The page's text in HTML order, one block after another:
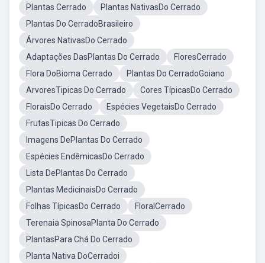
Plantas Cerrado
Plantas NativasDo Cerrado
Plantas Do CerradoBrasileiro
Árvores NativasDo Cerrado
Adaptações DasPlantas Do Cerrado
FloresCerrado
Flora DoBioma Cerrado
Plantas Do CerradoGoiano
ArvoresTipicas Do Cerrado
Cores TípicasDo Cerrado
FloraisDo Cerrado
Espécies VegetaisDo Cerrado
FrutasTipicas Do Cerrado
Imagens DePlantas Do Cerrado
Espécies EndêmicasDo Cerrado
Lista DePlantas Do Cerrado
Plantas MedicinaisDo Cerrado
Folhas TípicasDo Cerrado
FloralCerrado
Terenaia SpinosaPlanta Do Cerrado
PlantasPara Chá Do Cerrado
Planta Nativa DoCerradoi